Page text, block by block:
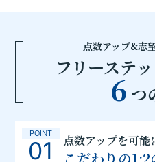
点数アップ&志
フリーステ
6 つ
POINT
01 点数アップを可能